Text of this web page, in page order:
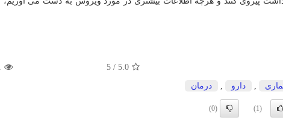
5.0
/
5
, دارو , درمان
(1)
(0)